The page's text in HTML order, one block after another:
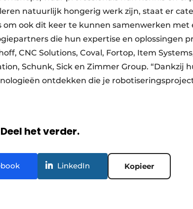
natuurlijk hongerig werk zijn, staat er
om ook dit keer te kunnen samenwerken met
die hun expertise en oplossingen
CNC Solutions, Coval, Fortop, Item
Schunk, Sick en Zimmer Group. “Dankzij
ontdekken die je
het verder.
LinkedIn Kopieer